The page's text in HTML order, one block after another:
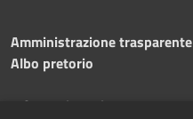
Amministrazione trasparente
Albo pretorio
Informativa privacy